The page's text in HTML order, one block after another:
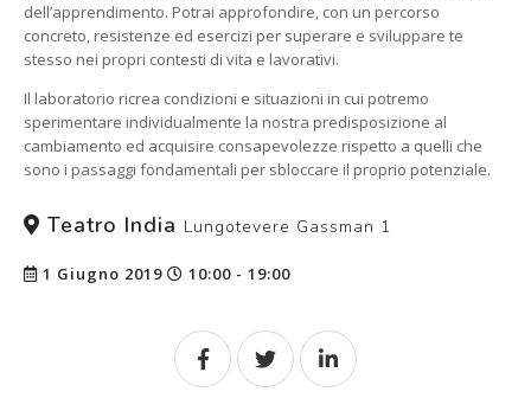
dell’apprendimento. Potrai approfondire, con un percorso
concreto, resistenze ed esercizi per superare e sviluppare te
stesso nei propri contesti di vita e lavorativi.
Il laboratorio ricrea condizioni e situazioni in cui potremo
sperimentare individualmente la nostra predisposizione al
cambiamento ed acquisire consapevolezze rispetto a quelli che
sono i passaggi fondamentali per sbloccare il proprio potenziale.
Teatro India Lungotevere Gassman 1
1 Giugno 2019 10:00 - 19:00